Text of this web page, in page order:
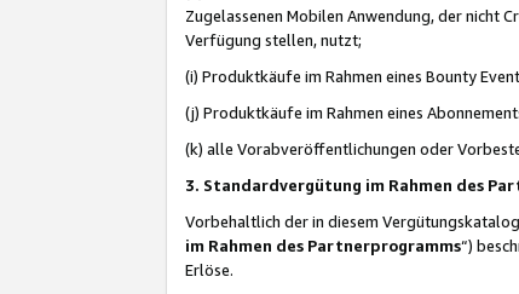
Zugelassenen Mobilen Anwendung, der nicht
Verfügung stellen, nutzt;
(i) Produktkäufe im Rahmen eines Bounty
(j) Produktkäufe im Rahmen eines
(k) alle Vorabveröffentlichungen oder
3. Standardvergütung im Rahmen des
Vorbehaltlich der in diesem
im Rahmen des Partnerprogramms“)
Erlöse.